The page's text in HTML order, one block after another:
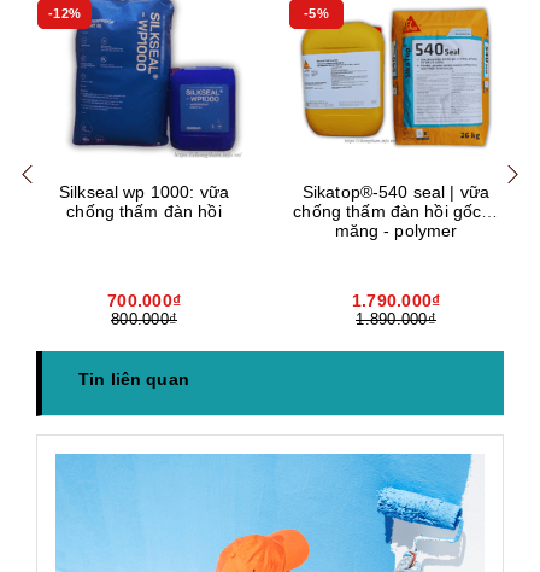
-12%
Silkseal wp 1000: vữa
chống thấm đàn hồi
700.000₫
800.000₫
-5%
Sikatop®-540 seal | vữa
chống thấm đàn hồi gốc xi
măng - polymer
1.790.000₫
1.890.000₫
Mua hàng Mua hàng
Tin liên quan